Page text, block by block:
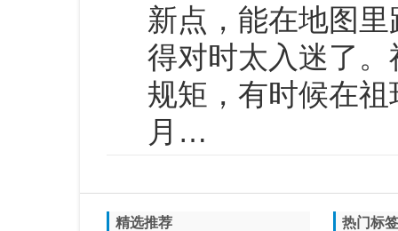
新点，能在地图
得对时太入迷了
规矩，有时候在
月…
精选推荐 热门标